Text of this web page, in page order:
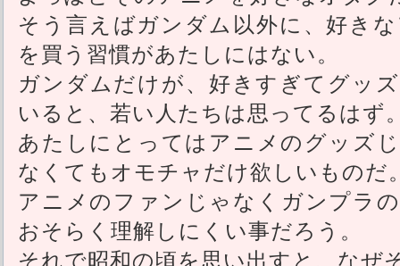
そう言えばガンダム以外に、好き
を買う習慣があたしにはない。
ガンダムだけが、好きすぎてグッ
いると、若い人たちは思ってるはず
あたしにとってはアニメのグッズ
なくてもオモチャだけ欲しいものだ
アニメのファンじゃなくガンプラ
おそらく理解しにくい事だろう。
それで昭和の頃を思い出すと、なぜ